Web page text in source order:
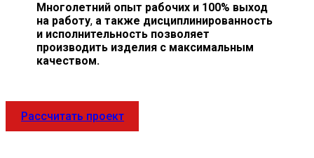
Многолетний опыт рабочих и 100% выход
на работу, а также дисциплинированность
и исполнительность позволяет
производить изделия с максимальным
качеством.
Рассчитать проект